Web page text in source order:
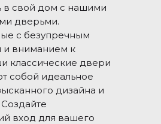
в свой дом с нашими
дверьми.
с безупречным
и вниманием к
классические двери
собой идеальное
дизайна и
вход для вашего